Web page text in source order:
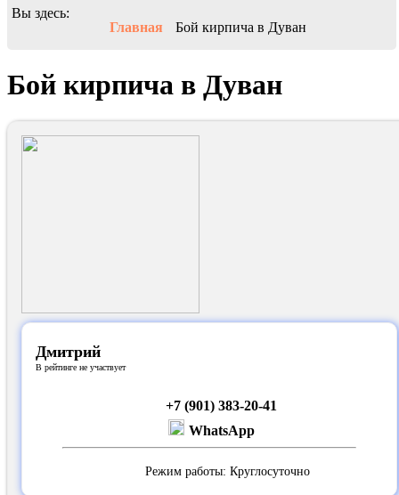
Вы здесь:
Главная
Бой кирпича в Дуван
Бой кирпича в Дуван
Дмитрий
В рейтинге не участвует
+7 (901) 383-20-41
WhatsApp
Режим работы: Круглосуточно